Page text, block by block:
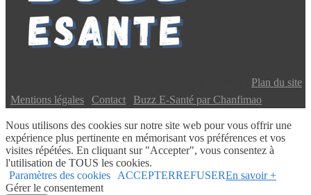
Plan du site
Mentions légales Contact Buzz E-Santé par Chanfimao
Nous utilisons des cookies sur notre site web pour vous offrir une
expérience plus pertinente en mémorisant vos préférences et vos
visites répétées. En cliquant sur "Accepter", vous consentez à
l'utilisation de TOUS les cookies.
Paramètres des cookies
ACCEPTERREFUSEREn savoir +
Gérer le consentement